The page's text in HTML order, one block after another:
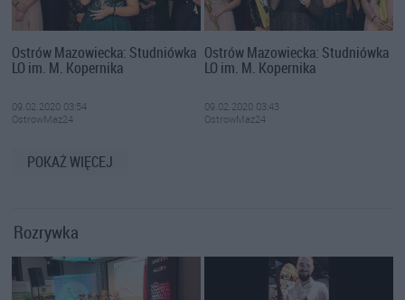
Ostrów Mazowiecka: Studniówka
LO im. M. Kopernika
09.02.2020 03:54
OstrowMaz24
Ostrów Mazowiecka: Studniówka
LO im. M. Kopernika
09.02.2020 03:43
OstrowMaz24
POKAŻ WIĘCEJ
Rozrywka